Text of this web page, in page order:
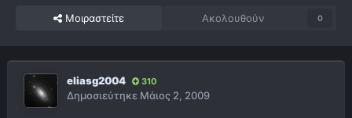
Μοιραστείτε Ακολουθούν 0
eliasg2004 310
Δημοσιεύτηκε Μάιος 2, 2009